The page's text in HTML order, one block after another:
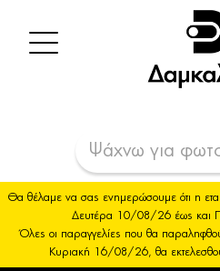
Θα θέλαμε να σας ενημερώσουμε ότι η
Δευτέρα 10/08/26 έως και
Όλες οι παραγγελίες που θα
Κυριακή 16/08/26, θα